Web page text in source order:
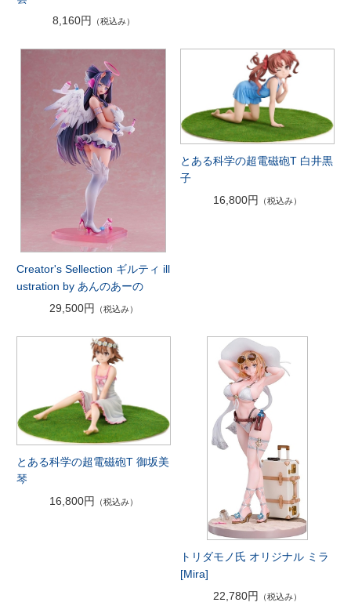
8,160円
（税込み）
Creator's Sellection ギルティ ill
ustration by あんのあーの
29,500円
（税込み）
とある科学の超電磁砲T 白井黒
子
16,800円
（税込み）
とある科学の超電磁砲T 御坂美
琴
16,800円
（税込み）
トリダモノ氏 オリジナル ミラ
[Mira]
22,780円
（税込み）